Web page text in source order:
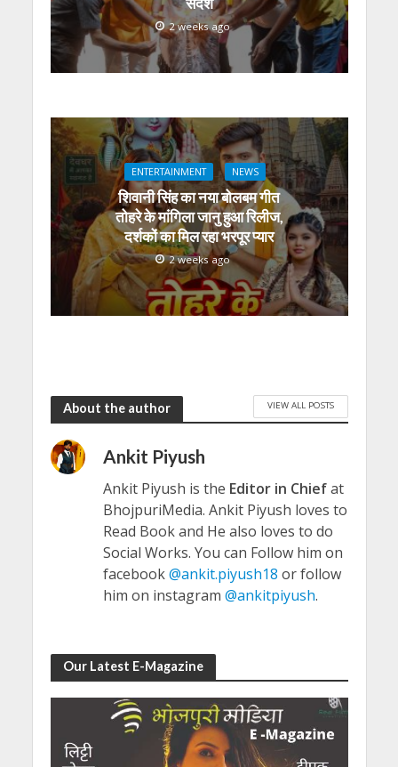
2 weeks ago
ENTERTAINMENT NEWS
शिवानी सिंह का नया बोलबम गीत
तोहरे के मांगिला जानु हुआ रिलीज,
दर्शकों का मिल रहा भरपूर प्यार
2 weeks ago
About the author VIEW ALL POSTS
Ankit Piyush
Ankit Piyush is the Editor in Chiefat
BhojpuriMedia. Ankit Piyush loves to
Read Book and He also loves to do
Social Works. You can Follow him on
facebook@ankit.piyush18 or follow
him on instagram @ankitpiyush.
Our Latest E-Magazine